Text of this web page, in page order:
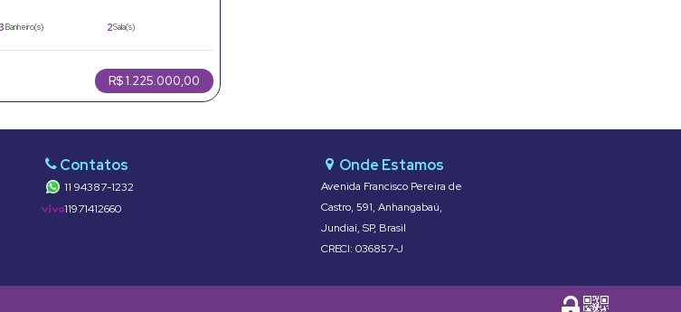
R$1.225.000,00
Banheiro(s) 2Sala(s)
11 94387-1232
11971412660
Avenida Francisco Pereira de
Castro, 591, Anhangabaú,
Jundiaí, SP, Brasil
CRECI: 036857-J